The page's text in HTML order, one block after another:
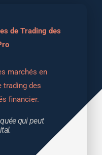
de Trading des
marchés en
trading des
financier.
qui peut